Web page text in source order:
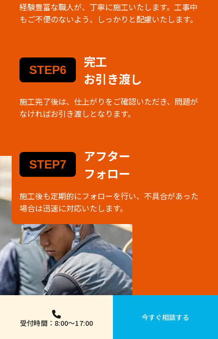
経験豊富な職人が、丁寧に施工いたします。工事中
もご不便のないよう、しっかりと配慮いたします。
STEP6
完工
お引き渡し
施工完了後は、仕上がりをご確認いただき、問題が
なければお引き渡しとなります。
STEP7
アフター
フォロー
施工後も定期的にフォローを行い、不具合があった
場合は迅速に対応いたします。
受付時間：8:00～17:00
今すぐ相談する